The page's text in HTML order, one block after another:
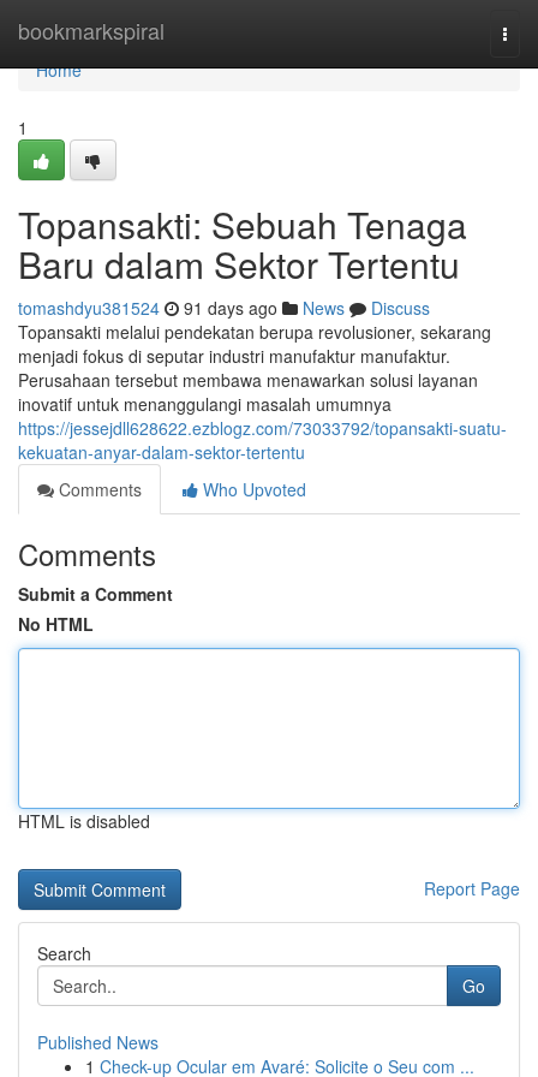
bookmarkspiral
Home
Home
1
Topansakti: Sebuah Tenaga
Baru dalam Sektor Tertentu
tomashdyu381524 91 days ago News
Discuss
Topansakti melalui pendekatan berupa revolusioner, sekarang
menjadi fokus di seputar industri manufaktur manufaktur.
Perusahaan tersebut membawa menawarkan solusi layanan
inovatif untuk menanggulangi masalah umumnya
https://jessejdll628622.ezblogz.com/73033792/topansakti-suatu-
kekuatan-anyar-dalam-sektor-tertentu
Comments
Who Upvoted
Comments
Submit a Comment
No HTML
HTML is disabled
Report Page
Search
Go
Published News
1 Check-up Ocular em Avaré: Solicite o Seu com ...